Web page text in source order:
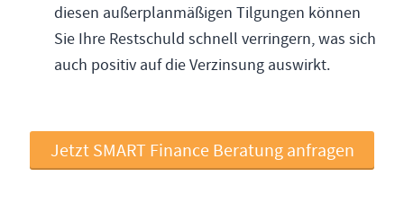
diesen außerplanmäßigen Tilgungen können
Sie Ihre Restschuld schnell verringern, was sich
auch positiv auf die Verzinsung auswirkt.
Jetzt SMART Finance Beratung anfragen